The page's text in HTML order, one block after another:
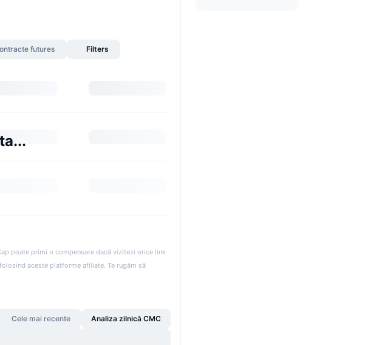
futures Filters
poate primi o compensare dacă vizitezi orice link
aceste platforme afiliate. Te rugăm să
Cele mai recente Analiza zilnică CMC